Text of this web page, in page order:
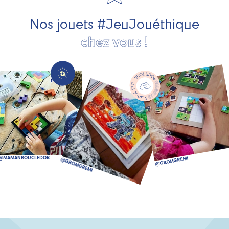
Nos jouets #JeuJouéthique
chez vous !